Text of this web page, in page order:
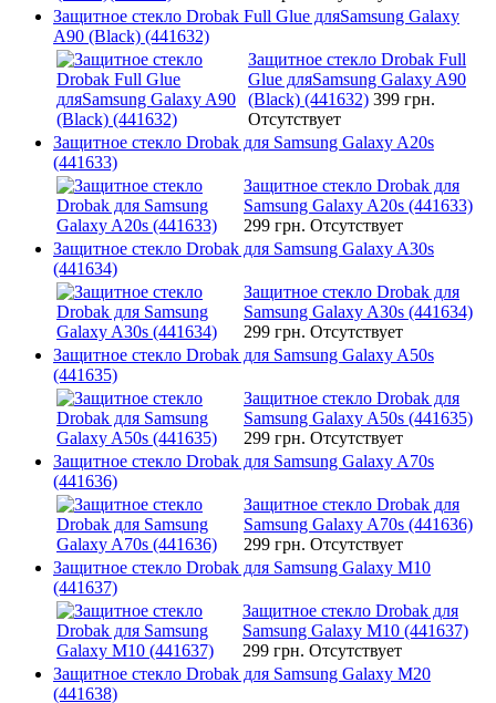
Защитное стекло Drobak Full Glue дляSamsung Galaxy
A90 (Black) (441632)
Защитное стекло Drobak Full
Glue дляSamsung Galaxy A90
(Black) (441632) 399 грн.
Отсутствует
Защитное стекло Drobak для Samsung Galaxy A20s
(441633)
Защитное стекло Drobak для
Samsung Galaxy A20s (441633)
299 грн. Отсутствует
Защитное стекло Drobak для Samsung Galaxy A30s
(441634)
Защитное стекло Drobak для
Samsung Galaxy A30s (441634)
299 грн. Отсутствует
Защитное стекло Drobak для Samsung Galaxy A50s
(441635)
Защитное стекло Drobak для
Samsung Galaxy A50s (441635)
299 грн. Отсутствует
Защитное стекло Drobak для Samsung Galaxy A70s
(441636)
Защитное стекло Drobak для
Samsung Galaxy A70s (441636)
299 грн. Отсутствует
Защитное стекло Drobak для Samsung Galaxy M10
(441637)
Защитное стекло Drobak для
Samsung Galaxy M10 (441637)
299 грн. Отсутствует
Защитное стекло Drobak для Samsung Galaxy M20
(441638)